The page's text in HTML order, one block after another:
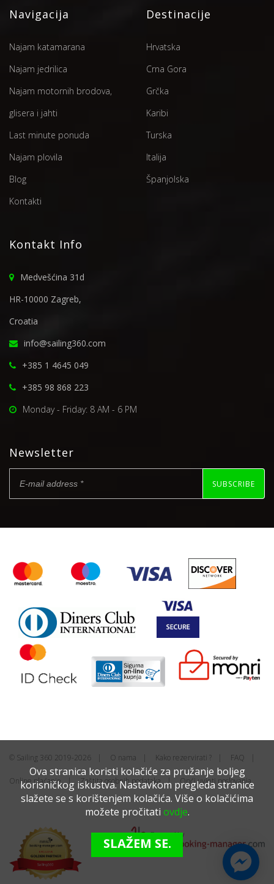
Navigacija
Najam katamarana
Najam jedrilica
Najam motornih brodova,
glisera i jahti
Last minute ponuda
Najam plovila
Blog
Kontakti
Destinacije
Hrvatska
Crna Gora
Grčka
Karibi
Turska
Italija
Španjolska
Kontakt Info
Medvešćina 31d
HR-10000 Zagreb,
Croatia
info@sailing360.com
+385 1 4645 049
+385 98 868 223
Monday - Friday: 8 AM - 6 PM
Newsletter
SUBSCRIBE
© Sailing 360 2019-2026 O nama Kako rezervirati ? FAQ
Online plaćanje Zaštita osobnih podataka Opći uvjeti poslovanja
Ova stranica koristi kolačiće za pružanje boljeg
korisničkog iskustva. Nastavkom pregleda stranice
slažete se s korištenjem kolačića. Više o kolačićima
možete pročitati ovdje.
SLAŽEM SE.